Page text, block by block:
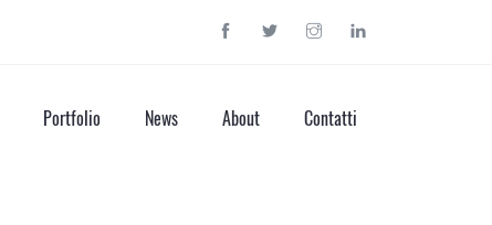
Portfolio News About Contatti